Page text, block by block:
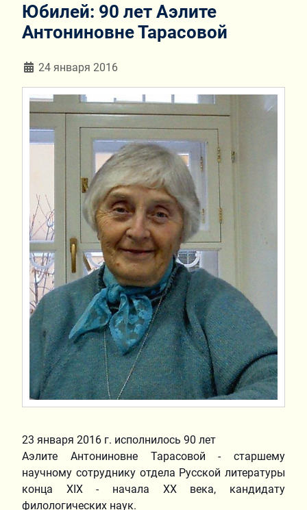
Юбилей: 90 лет Аэлите
Антониновне Тарасовой
Информация о материале
24 января 2016
23 января 2016 г. исполнилось 90 лет
Аэлите Антониновне Тарасовой - старшему
научному сотруднику отдела Русской литературы
конца XIX - начала XX века, кандидату
филологических наук.